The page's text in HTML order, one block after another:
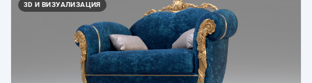
3D И ВИЗУАЛИЗАЦИЯ